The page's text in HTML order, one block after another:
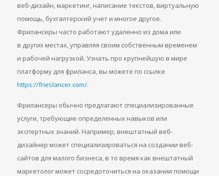
веб-дизайн, маркетинг, написание текстов, виртуальную
помощь, бухгалтерский учет и многое другое.
Фрилансеры часто работают удаленно из дома или
в других местах, управляя своим собственным временем
и рабочей нагрузкой. Узнать про крупнейшую в мире
платформу для фриланса, вы можете по ссылке
https://frieslancer.com/.
Фрилансеры обычно предлагают специализированные
услуги, требующие определенных навыков или
экспертных знаний. Например, внештатный веб-
дизайнер может специализироваться на создании веб-
сайтов для малого бизнеса, в то время как внештатный
маркетолог может сосредоточиться на оказании помощи